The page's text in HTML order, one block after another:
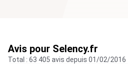
Avis pour Selency.fr
Total : 63 405 avis depuis 01/02/2016